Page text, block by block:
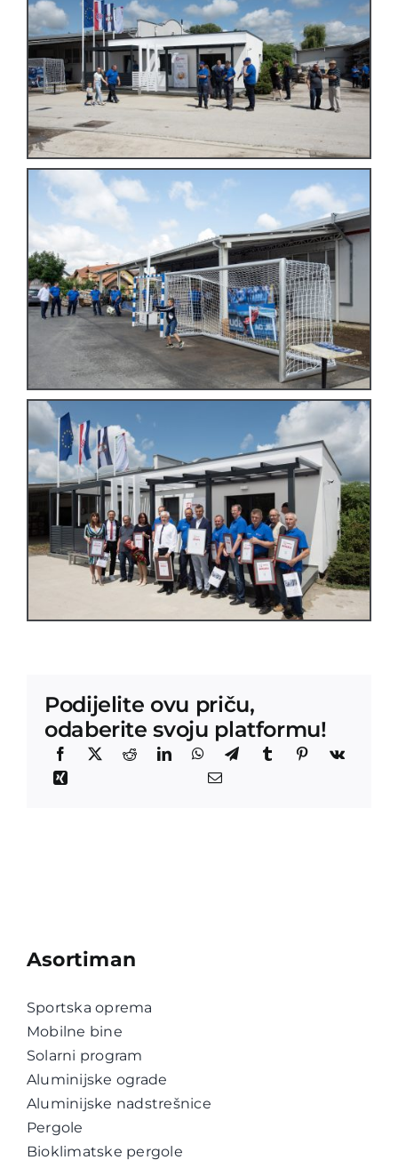
Podijelite ovu priču,
odaberite svoju platformu!
Asortiman
Sportska oprema
Mobilne bine
Solarni program
Aluminijske ograde
Aluminijske nadstrešnice
Pergole
Bioklimatske pergole